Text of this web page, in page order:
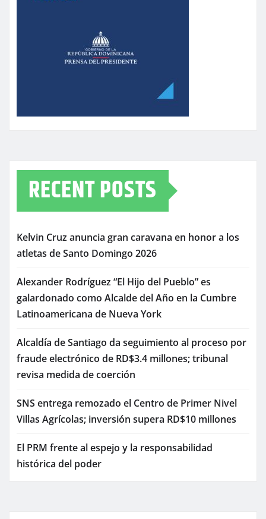
RECENT POSTS
Kelvin Cruz anuncia gran caravana en honor a los
atletas de Santo Domingo 2026
Alexander Rodríguez “El Hijo del Pueblo” es
galardonado como Alcalde del Año en la Cumbre
Latinoamericana de Nueva York
Alcaldía de Santiago da seguimiento al proceso por
fraude electrónico de RD$3.4 millones; tribunal
revisa medida de coerción
SNS entrega remozado el Centro de Primer Nivel
Villas Agrícolas; inversión supera RD$10 millones
El PRM frente al espejo y la responsabilidad
histórica del poder